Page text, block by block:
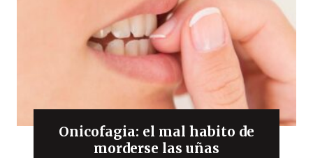
Onicofagia: el mal habito de
morderse las uñas